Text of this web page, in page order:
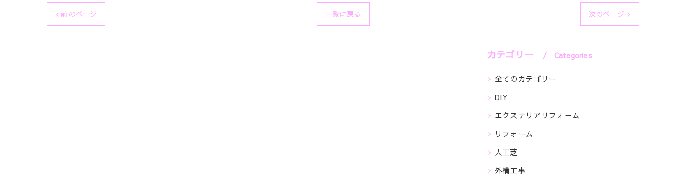
< 前のページ 一覧に戻る 次のページ >
カテゴリー Categories
全てのカテゴリー
DIY
エクステリアリフォーム
リフォーム
人工芝
外構工事